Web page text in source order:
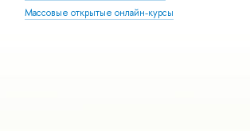
Массовые открытые онлайн-курсы